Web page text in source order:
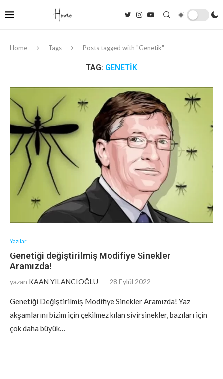
Home Tags Posts tagged with "Genetik"
TAG: GENETIK
Yazılar
Genetiği değiştirilmiş Modifiye Sinekler
Aramızda!
yazan KAAN YILANCIOĞLU 28 Eylül 2022
Genetiği Değiştirilmiş Modifiye Sinekler Aramızda! Yaz
akşamlarını bizim için çekilmez kılan sivirsinekler, bazıları için
çok daha büyük…